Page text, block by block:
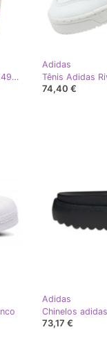
Chinelos adidas Adilette Comfort W IE4971 branco
Adidas
74,40 €
Adidas
73,17 €